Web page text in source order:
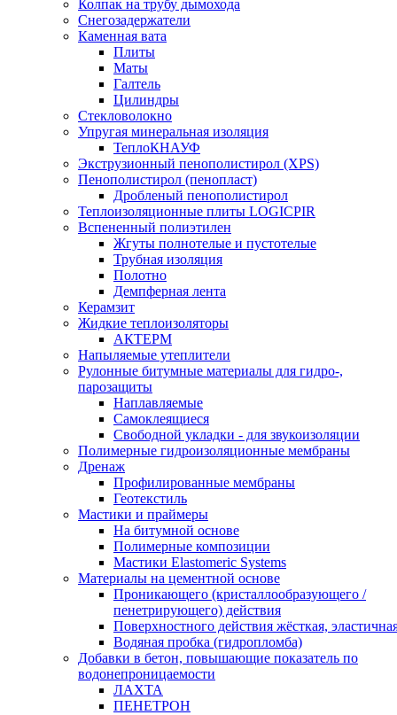
Колпак на трубу дымохода
Снегозадержатели
Каменная вата
Плиты
Маты
Галтель
Цилиндры
Стекловолокно
Упругая минеральная изоляция
ТеплоКНАУФ
Экструзионный пенополистирол (XPS)
Пенополистирол (пенопласт)
Дробленый пенополистирол
Теплоизоляционные плиты LOGICPIR
Вспененный полиэтилен
Жгуты полнотелые и пустотелые
Трубная изоляция
Полотно
Демпферная лента
Керамзит
Жидкие теплоизоляторы
АКТЕРМ
Напыляемые утеплители
Рулонные битумные материалы для гидро-,
парозащиты
Наплавляемые
Самоклеящиеся
Свободной укладки - для звукоизоляции
Полимерные гидроизоляционные мембраны
Дренаж
Профилированные мембраны
Геотекстиль
Мастики и праймеры
На битумной основе
Полимерные композиции
Мастики Elastomeric Systems
Материалы на цементной основе
Проникающего (кристаллообразующего /
пенетрирующего) действия
Поверхностного действия жёсткая,
Водяная пробка (гидропломба)
Добавки в бетон, повышающие показатель по
водонепроницаемости
ЛАХТА
ПЕНЕТРОН